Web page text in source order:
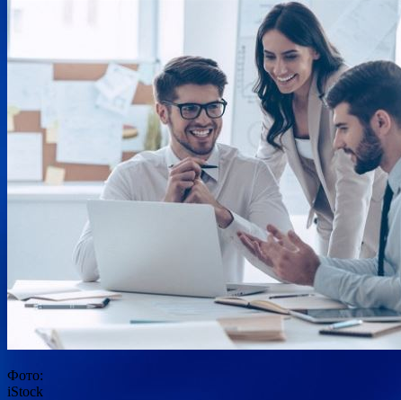
Фото:
iStock